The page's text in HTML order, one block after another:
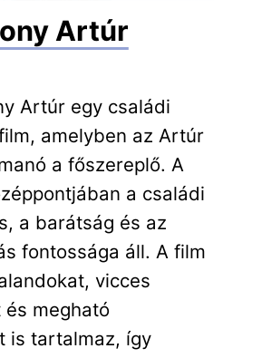
Artúr
Artúr egy családi
amelyben az Artúr
a főszereplő. A
a családi
a barátság és az
fontossága áll. A film
vicces
megható
is tartalmaz, így